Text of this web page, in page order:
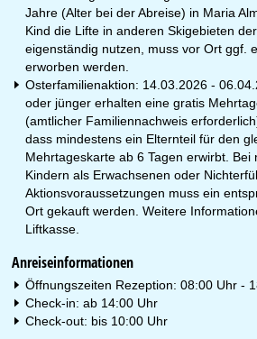
Jahre (Alter bei der Abreise) in Maria
Kind die Lifte in anderen Skigebieten
eigenständig nutzen, muss vor Ort ggf.
erworben werden.
Osterfamilienaktion: 14.03.2026 -
oder jünger erhalten eine gratis
(amtlicher Familiennachweis
dass mindestens ein Elternteil für den
Mehrtageskarte ab 6 Tagen erwirbt. Bei
Kindern als Erwachsenen oder
Aktionsvoraussetzungen muss ein
Ort gekauft werden. Weitere
Liftkasse.
Anreiseinformationen
Öffnungszeiten Rezeption: 08:00 Uhr -
Check-in: ab 14:00 Uhr
Check-out: bis 10:00 Uhr